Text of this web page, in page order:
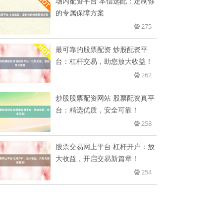
的专属保障方案
275
最可靠的股票配资 炒股配资平
台：杠杆交易，助您放大收益！
262
炒股股票配资网站 股票配资真平
台：精选优质，安全可靠！
258
股票交易网上平台 杠杆开户：放
大收益，开启交易新篇章！
254